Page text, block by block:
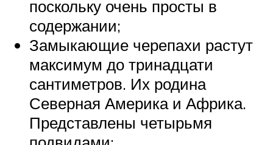
поскольку очень просты в
содержании;
Замыкающие черепахи растут
максимум до тринадцати
сантиметров. Их родина
Северная Америка и Африка.
Представлены четырьмя